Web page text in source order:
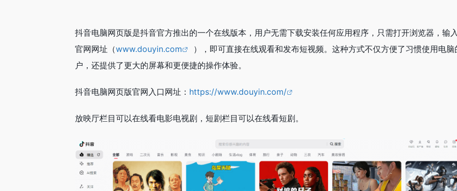
抖音电脑网页版是抖音官方推出的一个在线版本，用户无需下载安装任何应用程序，只需打开浏览器，输
官网网址（www.douyin.com
），即可直接在线观看和发布短视频。这种方式不仅方便了习惯使用电脑
户，还提供了更大的屏幕和更便捷的操作体验。
抖音电脑网页版官网入口网址： https://www.douyin.com/
放映厅栏目可以在线看电影电视剧，短剧栏目可以在线看短剧。